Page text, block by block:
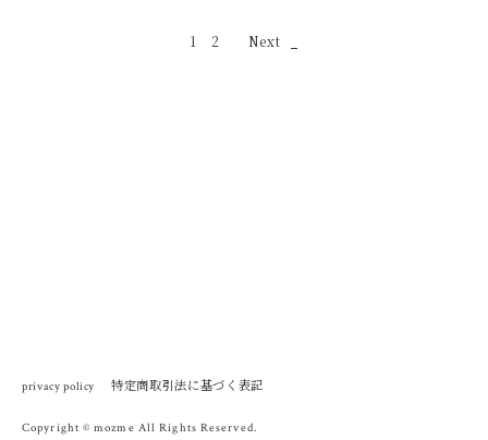
1 2 Next
privacy policy 特定商取引法に基づく表記
Copyright © mozme All Rights Reserved.